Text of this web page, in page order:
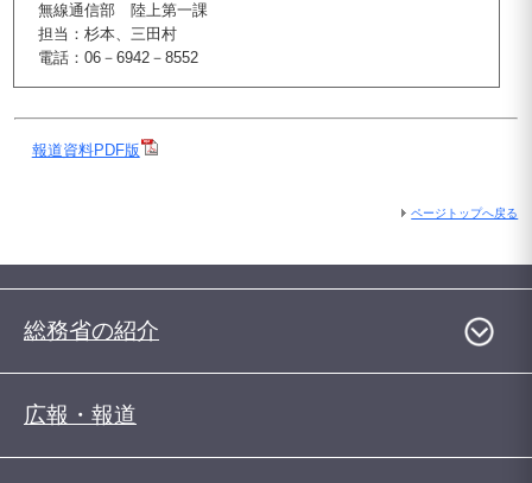
無線通信部 陸上第一課
担当：杉本、三田村
電話：06－6942－8552
報道資料PDF版
ページトップへ戻る
総務省の紹介
広報・報道